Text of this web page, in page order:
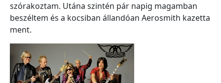
szórakoztam. Utána szintén pár napig magamban
beszéltem és a kocsiban állandóan Aerosmith kazetta
ment.